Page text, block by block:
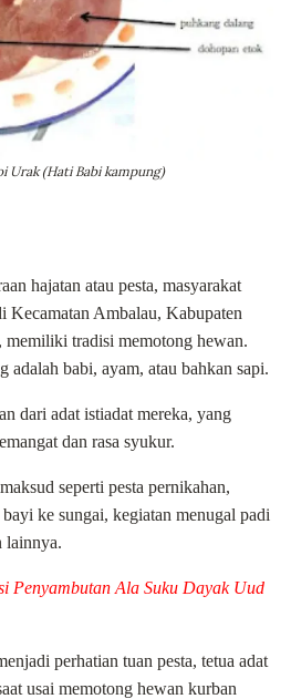
Urak (Hati Babi kampung)
hajatan atau pesta, masyarakat
Ambalau, Kabupaten
memiliki tradisi memotong hewan.
adalah babi, ayam, atau bahkan sapi.
dari adat istiadat mereka, yang
dan rasa syukur.
seperti pesta pernikahan,
ke sungai, kegiatan menugal padi
lainnya.
Penyambutan Ala Suku Dayak Uud
perhatian tuan pesta, tetua adat
usai memotong hewan kurban